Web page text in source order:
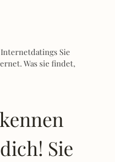
Sie
Was sie findet,
Sie